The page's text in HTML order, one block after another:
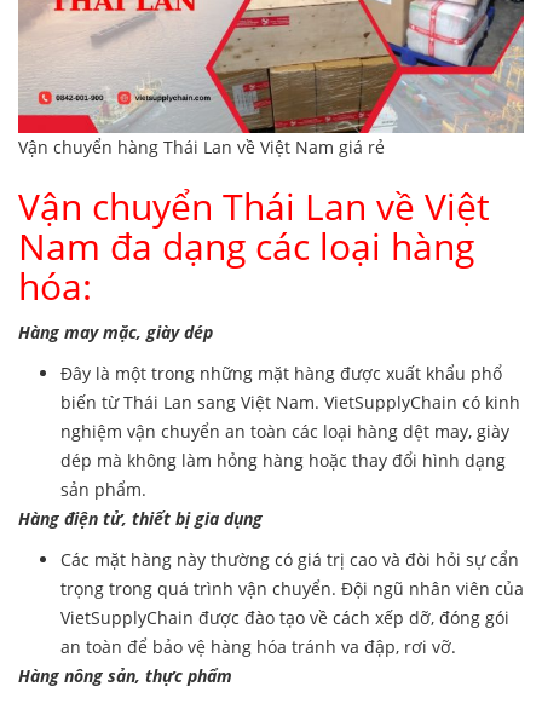
Vận chuyển hàng Thái Lan về Việt Nam giá rẻ
Vận chuyển Thái Lan về Việt
Nam đa dạng các loại hàng
hóa:
Hàng may mặc, giày dép
Đây là một trong những mặt hàng được xuất khẩu phổ
biến từ Thái Lan sang Việt Nam. VietSupplyChain có kinh
nghiệm vận chuyển an toàn các loại hàng dệt may, giày
dép mà không làm hỏng hàng hoặc thay đổi hình dạng
sản phẩm.
Hàng điện tử, thiết bị gia dụng
Các mặt hàng này thường có giá trị cao và đòi hỏi sự cẩn
trọng trong quá trình vận chuyển. Đội ngũ nhân viên của
VietSupplyChain được đào tạo về cách xếp dỡ, đóng gói
an toàn để bảo vệ hàng hóa tránh va đập, rơi vỡ.
Hàng nông sản, thực phẩm